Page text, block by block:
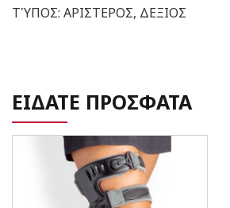
ΤΎΠΟΣ: ΑΡΙΣΤΕΡΟΣ, ΔΕΞΙΟΣ
ΕΙΔΑΤΕ ΠΡΟΣΦΑΤΑ